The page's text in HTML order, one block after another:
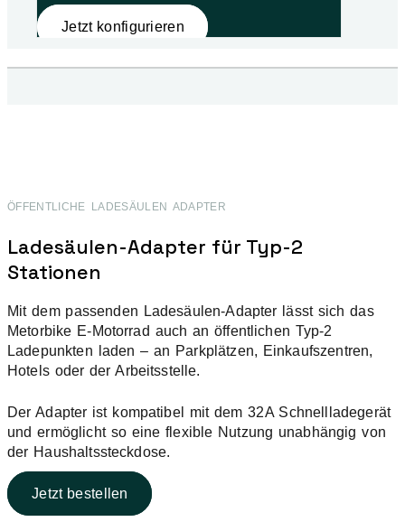
Jetzt konfigurieren
ÖFFENTLICHE LADESÄULEN ADAPTER
Ladesäulen-Adapter für Typ-2
Stationen
Mit dem passenden Ladesäulen-Adapter lässt sich das
Metorbike E-Motorrad auch an öffentlichen Typ-2
Ladepunkten laden – an Parkplätzen, Einkaufszentren,
Hotels oder der Arbeitsstelle.
Der Adapter ist kompatibel mit dem 32A Schnellladegerät
und ermöglicht so eine flexible Nutzung unabhängig von
der Haushaltssteckdose.
Jetzt bestellen